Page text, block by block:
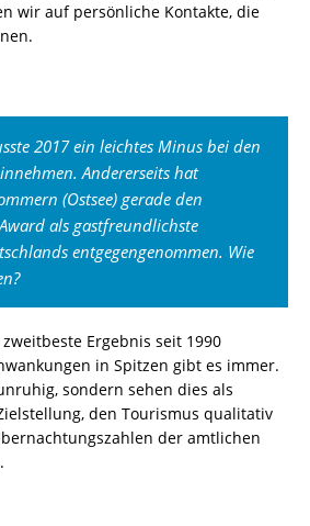
wir auf persönliche Kontakte, die
2017 ein leichtes Minus bei den
Andererseits hat
(Ostsee) gerade den
als gastfreundlichste
entgegengenommen. Wie
Ergebnis seit 1990
in Spitzen gibt es immer.
sondern sehen dies als
den Tourismus qualitativ
der amtlichen